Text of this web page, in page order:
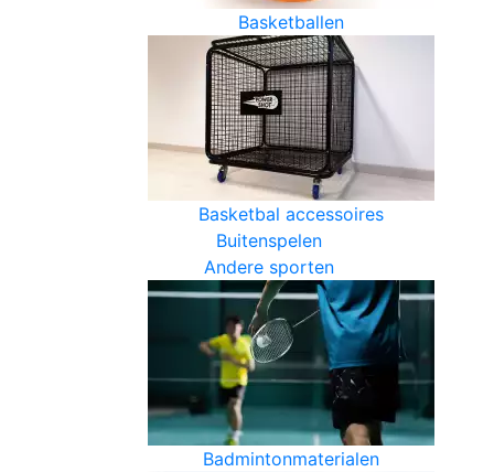
Basketballen
Basketbal accessoires
Buitenspelen
Andere sporten
Badmintonmaterialen